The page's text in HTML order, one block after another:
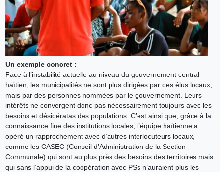
Un exemple concret :
Face à l’instabilité actuelle au niveau du gouvernement central
haïtien, les municipalités ne sont plus dirigées par des élus locaux,
mais par des personnes nommées par le gouvernement. Leurs
intérêts ne convergent donc pas nécessairement toujours avec les
besoins et désidératas des populations. C’est ainsi que, grâce à la
connaissance fine des institutions locales, l’équipe haïtienne a
opéré un rapprochement avec d’autres interlocuteurs locaux,
comme les CASEC (Conseil d’Administration de la Section
Communale) qui sont au plus près des besoins des territoires mais
qui sans l’appui de la coopération avec PSs n’auraient plus les